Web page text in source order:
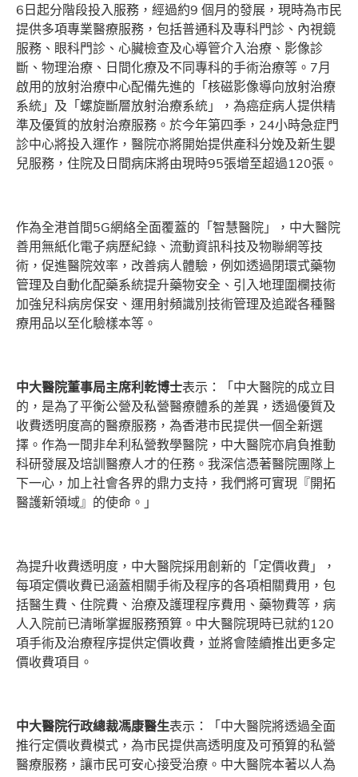
6日起分階段投入服務，經過約9 個月的發展，現時為市民
提供多項專業醫療服務，包括普通科及專科門診、內視鏡
服務、眼科門診、心臟檢查及心導管介入治療、影像診
斷、物理治療、日間化療及不同專科的手術治療等。7月
啟用的放射治療中心配備先進的「核磁影像導向放射治療
系統」及「螺旋斷層放射治療系統」，為癌症病人提供精
準及優質的放射治療服務。於今年第四季，24小時急症門
診中心將投入運作，醫院亦將開始提供產科分娩及新生嬰
兒服務，住院及日間病床將由現時95張增至超過120張。
作為全港首間5G網絡全面覆蓋的「智慧醫院」，中大醫院
善用無紙化電子病歷紀錄、流動資訊科技及物聯網等技
術，促進醫院效率，改善病人體驗，例如透過閉環式藥物
管理及自動化配藥系統提升藥物安全、引入地理圍欄技術
加強兒科病房保安、運用射頻識別技術管理及追蹤各種醫
療用品以至化驗樣本等。
中大醫院董事局主席利乾博士表示：「中大醫院的成立目
的，是為了平衡公營及私營醫療體系的差異，透過優質及
收費透明度高的醫療服務，為香港市民提供一個全新選
擇。作為一間非牟利私營教學醫院，中大醫院亦肩負推動
科研發展及培訓醫療人才的任務。我深信憑著醫院團隊上
下一心，加上社會各界的鼎力支持，我們將可實現『開拓
醫護新領域』的使命。」
為提升收費透明度，中大醫院採用創新的「定價收費」，
每項定價收費已涵蓋相關手術及程序的各項相關費用，包
括醫生費、住院費、治療及護理程序費用、藥物費等，病
人入院前已清晰掌握服務預算。中大醫院現時已就約120
項手術及治療程序提供定價收費，並將會陸續推出更多定
價收費項目。
中大醫院行政總裁馮康醫生表示：「中大醫院將透過全面
推行定價收費模式，為市民提供高透明度及可預算的私營
醫療服務，讓市民可安心接受治療。中大醫院本著以人為